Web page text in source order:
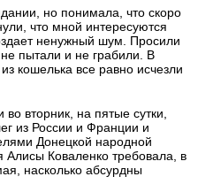
но понимала, что скоро
что мной интересуются
ненужный шум. Просили
пытали и не грабили. В
кошелька все равно исчезли
вторник, на пятые сутки,
из России и Франции и
Донецкой народной
Алисы Коваленко требовала, в
насколько абсурдны